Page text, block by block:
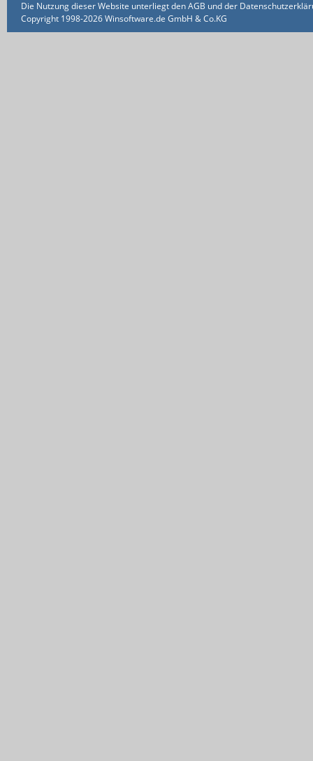
Die Nutzung dieser Website unterliegt den AGB und der
Copyright 1998-2026 Winsoftware.de GmbH & Co.KG